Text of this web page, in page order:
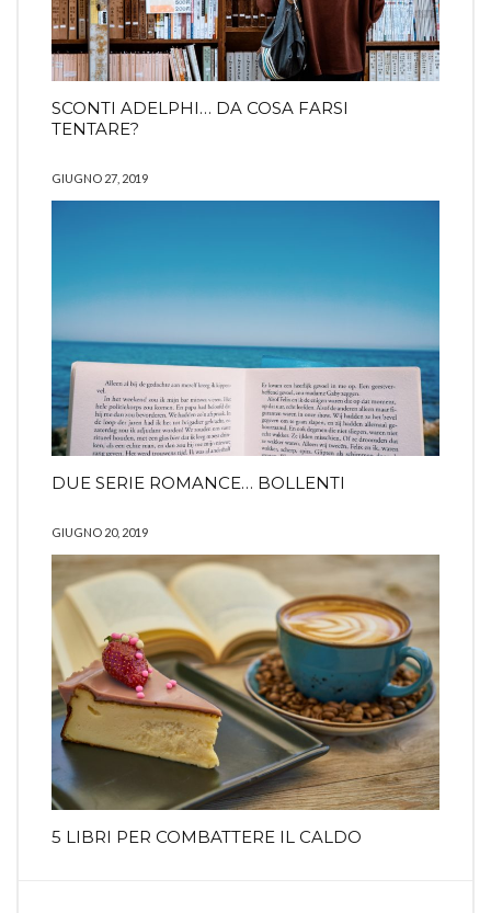
SCONTI ADELPHI… DA COSA FARSI
TENTARE?
GIUGNO 27, 2019
DUE SERIE ROMANCE… BOLLENTI
GIUGNO 20, 2019
5 LIBRI PER COMBATTERE IL CALDO